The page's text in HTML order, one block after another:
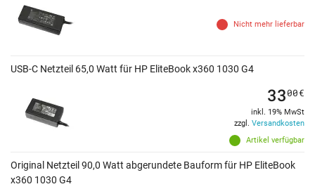
Nicht mehr lieferbar
USB-C Netzteil 65,0 Watt für HP EliteBook x360 1030 G4
Artikel verfügbar
3300€
inkl. 19% MwSt
zzgl. Versandkosten
Original Netzteil 90,0 Watt abgerundete Bauform für HP EliteBook
x360 1030 G4